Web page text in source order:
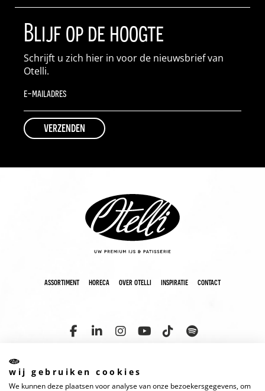
Blijf op de hoogte
Schrijft u zich hier in voor de nieuwsbrief van
Otelli.
assortiment horeca over otelli inspiratie contact
wij gebruiken cookies
We kunnen deze plaatsen voor analyse van onze bezoekersgegevens, om